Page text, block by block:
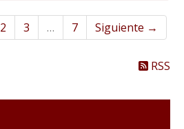
2 3 … 7 Siguiente →
RSS